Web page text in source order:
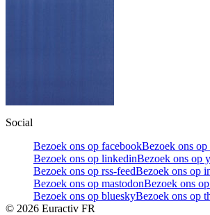
Social
Bezoek ons op facebookBezoek ons op
Bezoek ons op linkedinBezoek ons op
Bezoek ons op rss-feedBezoek ons op
Bezoek ons op mastodonBezoek ons
Bezoek ons op blueskyBezoek ons op
© 2026 Euractiv FR